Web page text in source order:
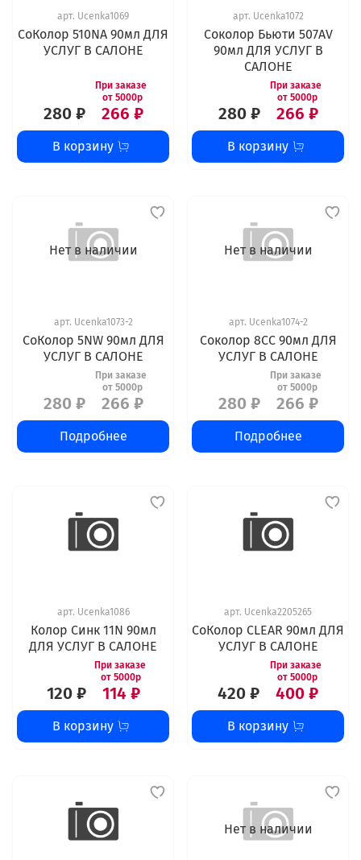
арт. Ucenka1069
СоКолор 510NA 90мл ДЛЯ
УСЛУГ В САЛОНЕ
280 ₽ 266 ₽
В корзину
арт. Ucenka1072
Соколор Бьюти 507AV
90мл ДЛЯ УСЛУГ В
САЛОНЕ
280 ₽ 266 ₽
В корзину
Нет в наличии
арт. Ucenka1073-2
СоКолор 5NW 90мл ДЛЯ
УСЛУГ В САЛОНЕ
280 ₽ 266 ₽
Подробнее
Нет в наличии
арт. Ucenka1074-2
Соколор 8CC 90мл ДЛЯ
УСЛУГ В САЛОНЕ
280 ₽ 266 ₽
Подробнее
арт. Ucenka1086
Колор Синк 11N 90мл
ДЛЯ УСЛУГ В САЛОНЕ
120 ₽ 114 ₽
В корзину
арт. Ucenka2205265
СоКолор CLEAR 90мл ДЛЯ
УСЛУГ В САЛОНЕ
420 ₽ 400 ₽
В корзину
Нет в наличии